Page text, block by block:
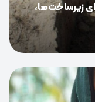
زیرساخت‌ها،